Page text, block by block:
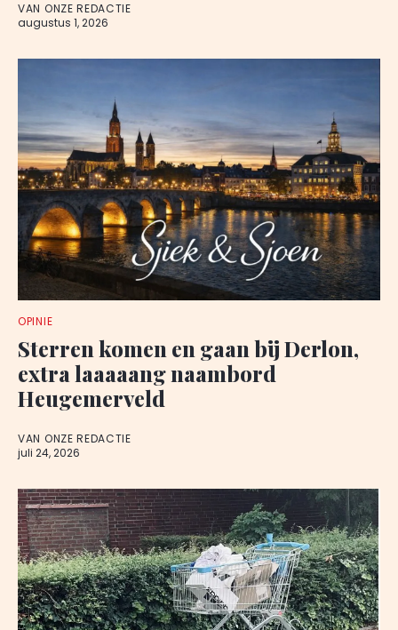
VAN ONZE REDACTIE
augustus 1, 2026
OPINIE
Sterren komen en gaan bij Derlon,
extra laaaaang naambord
Heugemerveld
VAN ONZE REDACTIE
juli 24, 2026